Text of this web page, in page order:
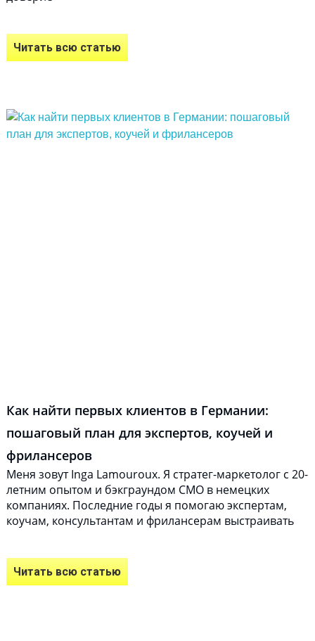
Читать всю статью
Как найти первых клиентов в Германии:
пошаговый план для экспертов, коучей и
фрилансеров
Меня зовут Inga Lamouroux. Я стратег-маркетолог с 20-
летним опытом и бэкграундом CMO в немецких
компаниях. Последние годы я помогаю экспертам,
коучам, консультантам и фрилансерам выстраивать
Читать всю статью